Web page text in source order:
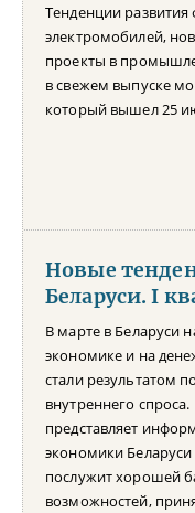
Тенденции
электромобилей,
проекты в
в свежем выпуске
который вышел 25
Новые
Беларуси. I
В марте в Беларуси
экономике и на
стали результатом
внутреннего
представляет
экономики Беларуси
послужит хорошей
возможностей,